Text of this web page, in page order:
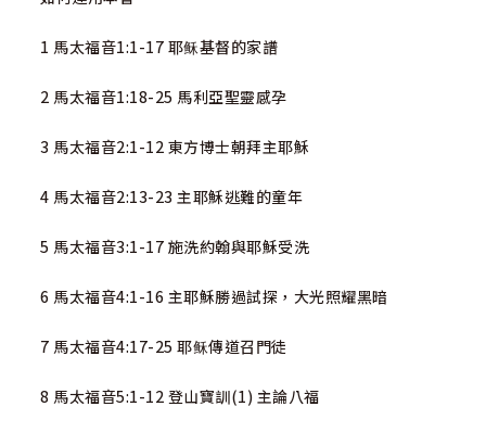
1 馬太福音1:1-17 耶稣基督的家譜
2 馬太福音1:18-25 馬利亞聖靈感孕
3 馬太福音2:1-12 東方博士朝拜主耶穌
4 馬太福音2:13-23 主耶穌逃難的童年
5 馬太福音3:1-17 施洗約翰與耶穌受洗
6 馬太福音4:1-16 主耶穌勝過試探，大光照耀黑暗
7 馬太福音4:17-25 耶稣傳道召門徒
8 馬太福音5:1-12 登山寶訓(1) 主論八福